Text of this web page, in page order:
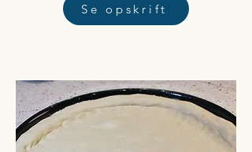
Se opskrift